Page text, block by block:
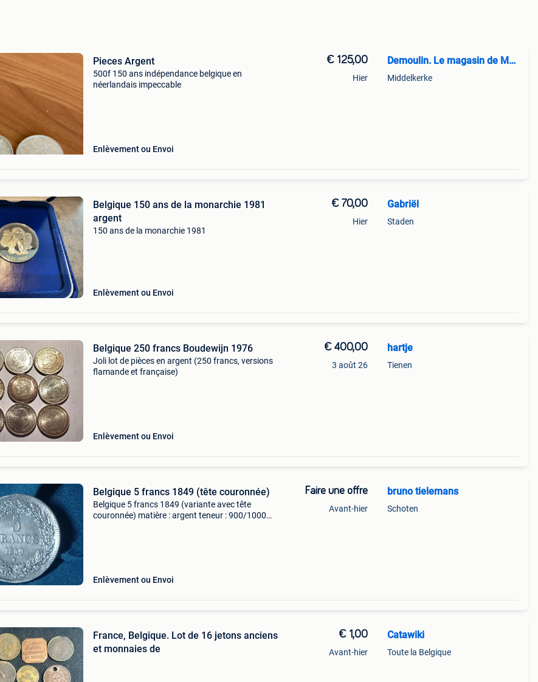
Pieces Argent
500f 150 ans indépendance belgique en
néerlandais impeccable
Enlèvement ou Envoi
€ 125,00
Hier
Demoulin. Le magasin de Maxifa
Middelkerke
Belgique 150 ans de la monarchie 1981
argent
150 ans de la monarchie 1981
Enlèvement ou Envoi
€ 70,00
Hier
Gabriël
Staden
Belgique 250 francs Boudewijn 1976
Joli lot de pièces en argent (250 francs, versions
flamande et française)
Enlèvement ou Envoi
€ 400,00
3 août 26
hartje
Tienen
Belgique 5 francs 1849 (tête couronnée)
Belgique 5 francs 1849 (variante avec tête
couronnée) matière : argent teneur : 900/1000
Enlèvement ou Envoi
Faire une offre
Avant-hier
bruno tielemans
Schoten
France, Belgique. Lot de 16 jetons anciens
et monnaies de
€ 1,00
Avant-hier
Catawiki
Toute la Belgique